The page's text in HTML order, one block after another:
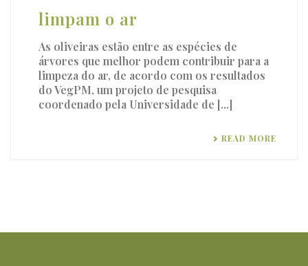
limpam o ar
As oliveiras estão entre as espécies de
árvores que melhor podem contribuir para a
limpeza do ar, de acordo com os resultados
do VegPM, um projeto de pesquisa
coordenado pela Universidade de [...]
READ MORE